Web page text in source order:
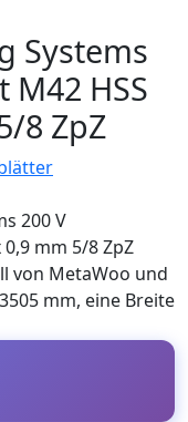
Systems
M42 HSS
8 ZpZ
200 V
mm 5/8 ZpZ
von MetaWoo und
mm, eine Breite